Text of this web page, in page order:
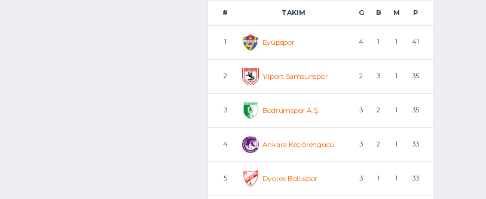
# TAKIM G B M P
1 Eyüpspor 4 1 1 41
2 Yılport Samsunspor 2 3 1 35
3 Bodrumspor A.Ş. 3 2 1 35
4 Ankara Keçiörengücü 3 2 1 33
5 Dyorex Boluspor 3 1 1 33